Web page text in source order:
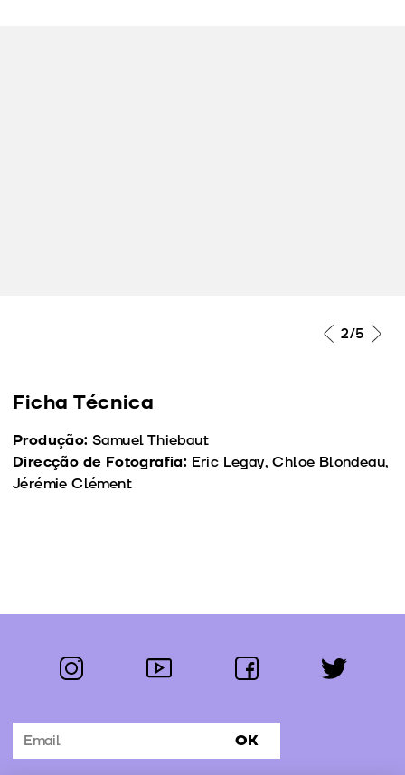
2/5
Ficha Técnica
Produção: Samuel Thiebaut
Direcção de Fotografia: Eric Legay, Chloe Blondeau,
Jérémie Clément
Segue-nos:
instagram youtube facebook twitter
Subscrever Newsletter OK